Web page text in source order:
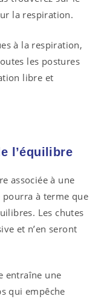
la respiration.
à la respiration,
les postures
libre et
l’équilibre
associée à une
à terme que
Les chutes
et n’en seront
entraîne une
qui empêche